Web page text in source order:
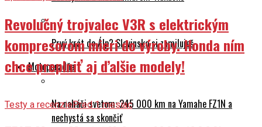
Cestujeme s Motobulharom: Rakúsko
Prvý krát do Álp? Slovinsko si zamiluješ
Motoporadňa
Spravodajstvo Pred 1 mesiac
Revolučný trojvalec V3R s elektrickým
kompresorom mieri do výroby. Honda ním
chce preplniť aj ďalšie modely!